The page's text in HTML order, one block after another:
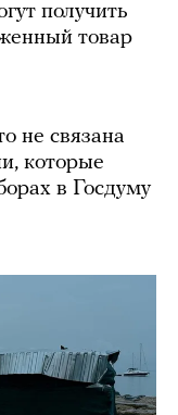
получить
товар
не связана
которые
в Госдуму